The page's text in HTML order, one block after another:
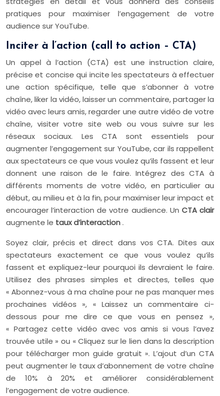
pratiques pour maximiser l’engagement de votre
audience sur YouTube.
Inciter à l’action (call to action – CTA)
Un appel à l’action (CTA) est une instruction claire,
précise et concise qui incite les spectateurs à effectuer
une action spécifique, telle que s’abonner à votre
chaîne, liker la vidéo, laisser un commentaire, partager la
vidéo avec leurs amis, regarder une autre vidéo de votre
chaîne, visiter votre site web ou vous suivre sur les
réseaux sociaux. Les CTA sont essentiels pour
augmenter l’engagement sur YouTube, car ils rappellent
aux spectateurs ce que vous voulez qu’ils fassent et leur
donnent une raison de le faire. Intégrez des CTA à
différents moments de votre vidéo, en particulier au
début, au milieu et à la fin, pour maximiser leur impact et
encourager l’interaction de votre audience. Un CTA clair
augmente le taux d’interaction.
Soyez clair, précis et direct dans vos CTA. Dites aux
spectateurs exactement ce que vous voulez qu’ils
fassent et expliquez-leur pourquoi ils devraient le faire.
Utilisez des phrases simples et directes, telles que
« Abonnez-vous à ma chaîne pour ne pas manquer mes
prochaines vidéos », « Laissez un commentaire ci-
dessous pour me dire ce que vous en pensez »,
« Partagez cette vidéo avec vos amis si vous l’avez
trouvée utile » ou « Cliquez sur le lien dans la description
pour télécharger mon guide gratuit ». L’ajout d’un CTA
peut augmenter le taux d’abonnement de votre chaîne
de 10% à 20% et améliorer considérablement
l’engagement de votre audience.